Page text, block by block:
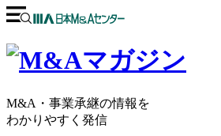
M&A・事業承継の情報を
わかりやすく発信